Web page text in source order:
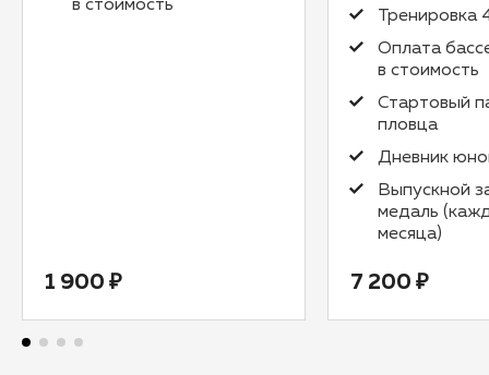
в стоимость
1 900 ₽
Тренировка
Оплата
в стоимость
Стартовый
пловца
Дневник
Выпускной
медаль
месяца)
7 200 ₽